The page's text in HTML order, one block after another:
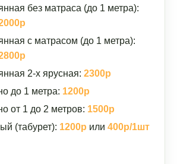
без матраса (до 1 метра):
с матрасом (до 1 метра):
2-х ярусная: 2300р
до 1 метра: 1200р
от 1 до 2 метров: 1500р
(табурет): 1200р или 400р/1шт